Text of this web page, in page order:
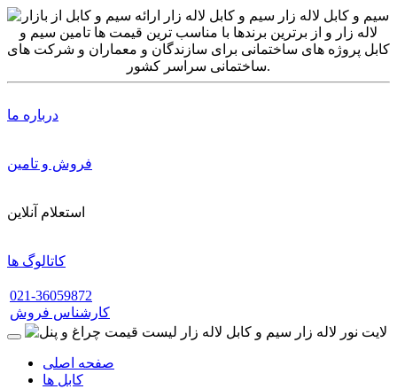
درباره ما
فروش و تامین
استعلام آنلاین
کاتالوگ ها
021-36059872
کارشناس فروش
صفحه اصلی
کابل ها